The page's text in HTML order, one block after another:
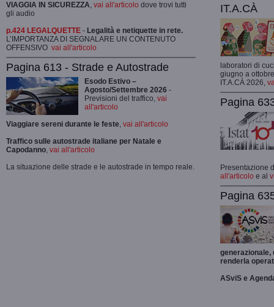
VIAGGIA IN SICUREZZA, vai all'articolo dove trovi tutti
gli audio
p.424 LEGALQUETTE - Legalità e netiquette in rete.
L’IMPORTANZA DI SEGNALARE UN CONTENUTO
OFFENSIVO vai all'articolo
Pagina 613 - Strade e Autostrade
Esodo Estivo –
Agosto/Settembre 2026 -
Previsioni del traffico, vai
all'articolo
Viaggiare sereni durante le feste, vai all'articolo
Traffico sulle autostrade italiane per Natale e
Capodanno, vai all'articolo
La situazione delle strade e le autostrade in tempo reale.
IT.A.CÀ
laboratori di
giugno a
IT.A.CÀ 2026,
Pagina
Presentazione
all'articolo e al
Pagina
generazionale,
renderla
ASviS e